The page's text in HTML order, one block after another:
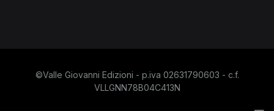
©Valle Giovanni Edizioni - p.iva 02631790603 - c.f.
VLLGNN78B04C413N